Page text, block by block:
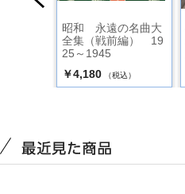
昭和 永遠の名曲大
全集（戦前編） 19
25～1945
￥4,180
（税込）